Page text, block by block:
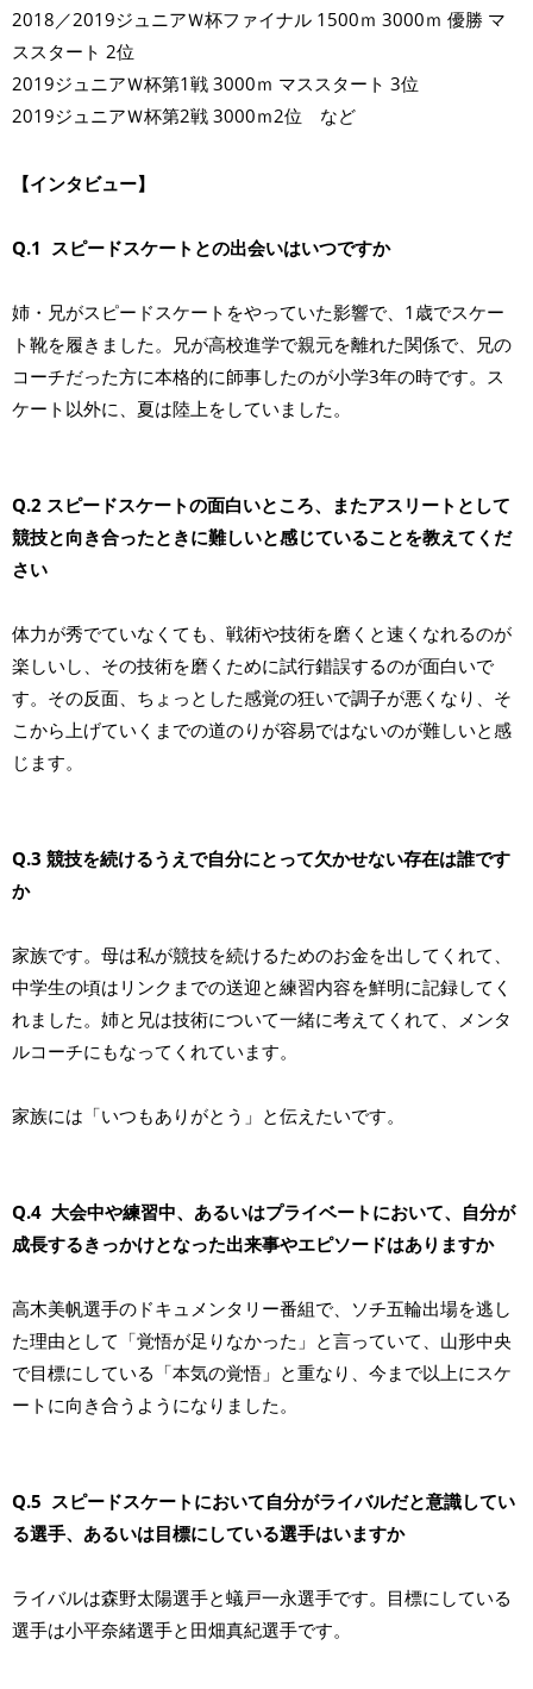
2018／2019ジュニアＷ杯ファイナル 1500ｍ 3000ｍ 優勝 マ
ススタート 2位
2019ジュニアＷ杯第1戦 3000ｍ マススタート 3位
2019ジュニアＷ杯第2戦 3000ｍ2位 など
【インタビュー】
Q.1 スピードスケートとの出会いはいつですか
姉・兄がスピードスケートをやっていた影響で、1歳でスケー
ト靴を履きました。兄が高校進学で親元を離れた関係で、兄の
コーチだった方に本格的に師事したのが小学3年の時です。ス
ケート以外に、夏は陸上をしていました。
Q.2 スピードスケートの面白いところ、またアスリートとして
競技と向き合ったときに難しいと感じていることを教えてくだ
さい
体力が秀でていなくても、戦術や技術を磨くと速くなれるのが
楽しいし、その技術を磨くために試行錯誤するのが面白いで
す。その反面、ちょっとした感覚の狂いで調子が悪くなり、そ
こから上げていくまでの道のりが容易ではないのが難しいと感
じます。
Q.3 競技を続けるうえで自分にとって欠かせない存在は誰です
か
家族です。母は私が競技を続けるためのお金を出してくれて、
中学生の頃はリンクまでの送迎と練習内容を鮮明に記録してく
れました。姉と兄は技術について一緒に考えてくれて、メンタ
ルコーチにもなってくれています。
家族には「いつもありがとう」と伝えたいです。
Q.4 大会中や練習中、あるいはプライベートにおいて、自分が
成長するきっかけとなった出来事やエピソードはありますか
高木美帆選手のドキュメンタリー番組で、ソチ五輪出場を逃し
た理由として「覚悟が足りなかった」と言っていて、山形中央
で目標にしている「本気の覚悟」と重なり、今まで以上にスケ
ートに向き合うようになりました。
Q.5 スピードスケートにおいて自分がライバルだと意識してい
る選手、あるいは目標にしている選手はいますか
ライバルは森野太陽選手と蟻戸一永選手です。目標にしている
選手は小平奈緒選手と田畑真紀選手です。